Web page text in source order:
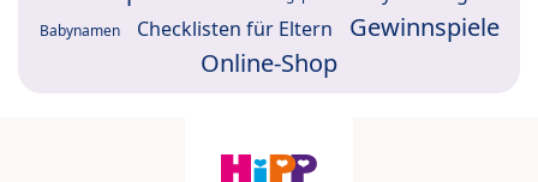
Babynamen Checklisten für Eltern
Gewinnspiele
Online-Shop